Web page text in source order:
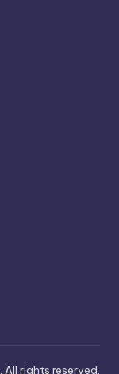
. All rights reserved.